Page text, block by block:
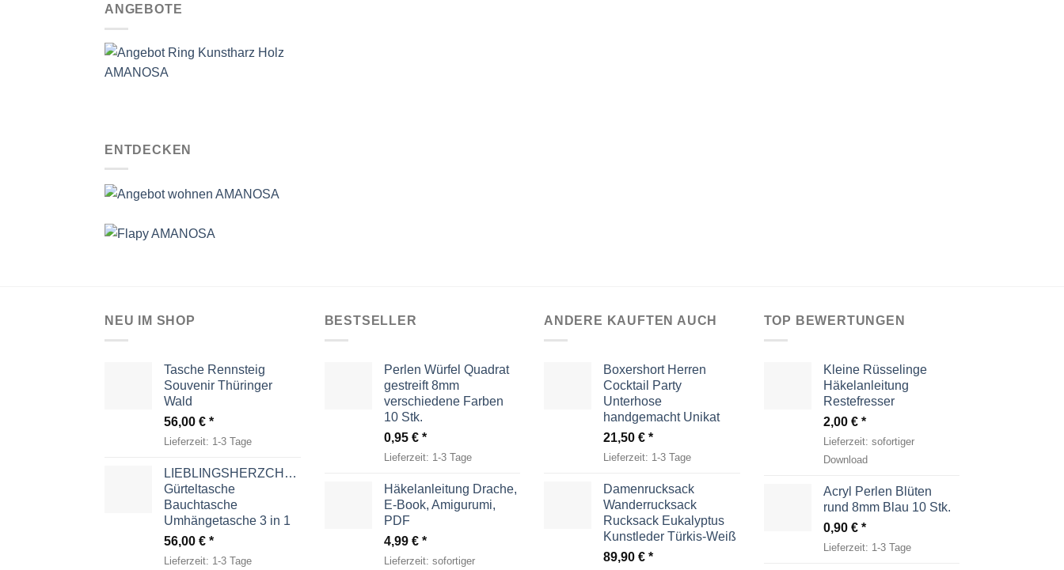
ANGEBOTE
ENTDECKEN
NEU IM SHOP
Tasche Rennsteig
Souvenir Thüringer
Wald
56,00 €
Lieferzeit: 1-3 Tage
LIEBLINGSHERZCHEN
Gürteltasche
Bauchtasche
Umhängetasche 3 in 1
56,00 €
Lieferzeit: 1-3 Tage
BESTSELLER
Perlen Würfel Quadrat
gestreift 8mm
verschiedene Farben
10 Stk.
0,95 €
Lieferzeit: 1-3 Tage
Häkelanleitung Drache,
E-Book, Amigurumi,
PDF
4,99 €
Lieferzeit: sofortiger
ANDERE KAUFTEN AUCH
Boxershort Herren
Cocktail Party
Unterhose
handgemacht Unikat
21,50 €
Lieferzeit: 1-3 Tage
Damenrucksack
Wanderrucksack
Rucksack Eukalyptus
Kunstleder Türkis-Weiß
89,90 €
TOP BEWERTUNGEN
Kleine Rüsselinge
Häkelanleitung
Restefresser
2,00 €
Lieferzeit: sofortiger
Download
Acryl Perlen Blüten
rund 8mm Blau 10 Stk.
0,90 €
Lieferzeit: 1-3 Tage